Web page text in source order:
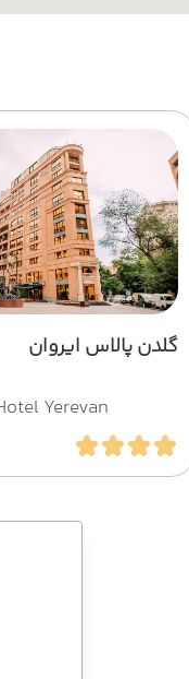
گلدن پالاس ایروان
Yerevan